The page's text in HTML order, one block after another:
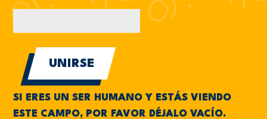
SI ERES UN SER HUMANO Y ESTÁS VIENDO
ESTE CAMPO, POR FAVOR DÉJALO VACÍO.